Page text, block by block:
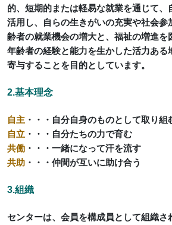
的、短期的または軽易な就業を通じて、
活用し、自らの生きがいの充実や社会参
齢者の就業機会の増大と、福祉の増進を
年齢者の経験と能力を生かした活力ある
寄与することを目的としています。
2.基本理念
自主 ・・・自分自身のものとして取り組
自立 ・・・自分たちの力で育む
共働 ・・・一緒になって汗を流す
共助 ・・・仲間が互いに助け合う
3.組織
センターは、会員を構成員として組織さ